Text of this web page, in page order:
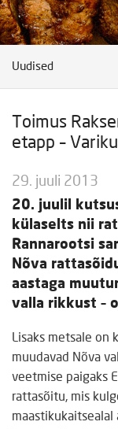
Uudised
Toimus
etapp –
29. juuli 2013
20. juulil
külaselts nii
Rannarootsi
Nõva
aastaga
valla rikkust –
Lisaks metsale on
muudavad Nõva
veetmise paigaks
rattasõitu, mis
maastikukaitsealal